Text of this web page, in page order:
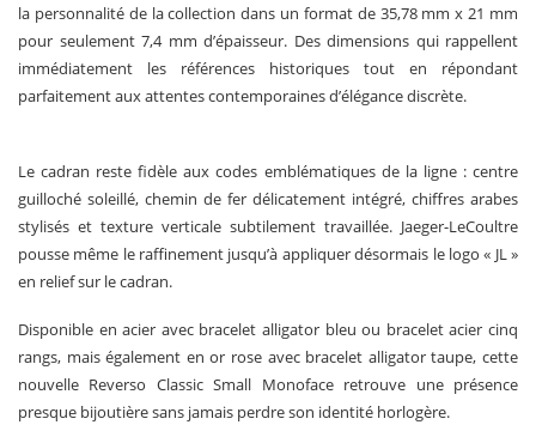
la personnalité de la collection dans un format de 35,78 mm x 21 mm
pour seulement 7,4 mm d’épaisseur. Des dimensions qui rappellent
immédiatement les références historiques tout en répondant
parfaitement aux attentes contemporaines d’élégance discrète.
Le cadran reste fidèle aux codes emblématiques de la ligne : centre
guilloché soleillé, chemin de fer délicatement intégré, chiffres arabes
stylisés et texture verticale subtilement travaillée. Jaeger-LeCoultre
pousse même le raffinement jusqu’à appliquer désormais le logo « JL »
en relief sur le cadran.
Disponible en acier avec bracelet alligator bleu ou bracelet acier cinq
rangs, mais également en or rose avec bracelet alligator taupe, cette
nouvelle Reverso Classic Small Monoface retrouve une présence
presque bijoutière sans jamais perdre son identité horlogère.